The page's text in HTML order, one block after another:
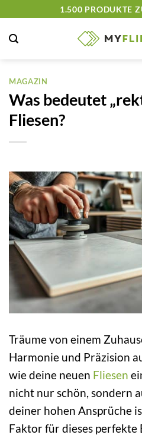
springen
1.500 PRODUKTE
MAGAZIN
Was bedeutet
Fliesen?
Träume von einem
Harmonie und Präzision
wie deine neuen Fliesen
nicht nur schön, sondern
deiner hohen Ansprüche
Faktor für dieses perfekte